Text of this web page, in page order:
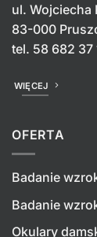
ul. Wojciecha
83-000
tel. 58 682 37
WIĘCEJ
OFERTA
Badanie
Badanie
Okulary